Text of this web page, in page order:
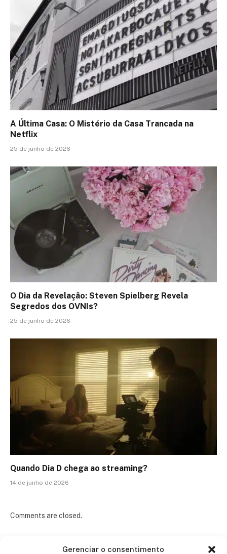
Gerenciar o consentimento
A Última Casa: O Mistério da Casa Trancada na
Netflix
25 de junho de 2026
O Dia da Revelação: Steven Spielberg Revela
Segredos dos OVNIs?
25 de junho de 2026
Quando Dia D chega ao streaming?
14 de junho de 2026
Comments are closed.